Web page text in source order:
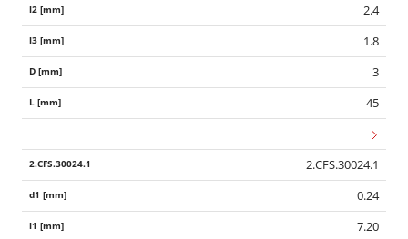
2.4
1.8
3
45
2.CFS.30024.1
0.24
7.20